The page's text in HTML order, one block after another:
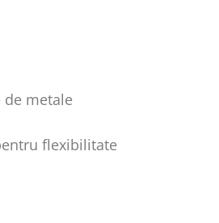
de metale
flexibilitate